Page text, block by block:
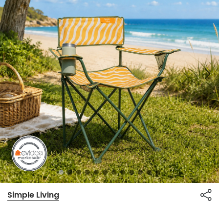
Simple Living